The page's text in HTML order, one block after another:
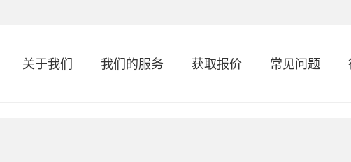
关于我们 我们的服务 获取报价 常见问题